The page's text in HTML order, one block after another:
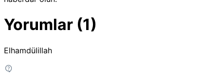
Yorumlar (1)
Elhamdülillah